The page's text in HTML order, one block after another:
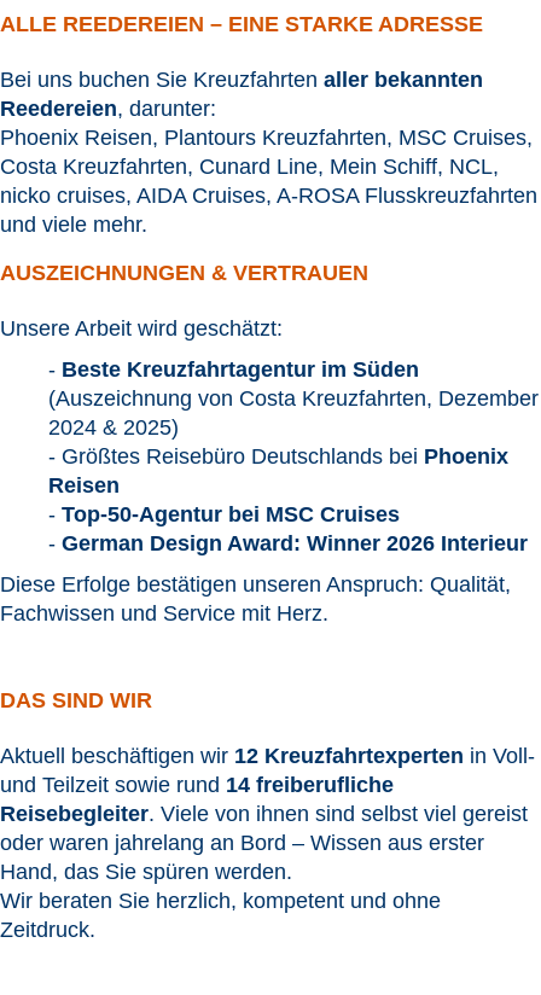
ALLE REEDEREIEN – EINE STARKE ADRESSE
Bei uns buchen Sie Kreuzfahrten aller bekannten
Reedereien, darunter:
Phoenix Reisen, Plantours Kreuzfahrten, MSC Cruises,
Costa Kreuzfahrten, Cunard Line, Mein Schiff, NCL,
nicko cruises, AIDA Cruises, A-ROSA Flusskreuzfahrten
und viele mehr.
AUSZEICHNUNGEN & VERTRAUEN
Unsere Arbeit wird geschätzt:
- Beste Kreuzfahrtagentur im Süden
(Auszeichnung von Costa Kreuzfahrten, Dezember
2024 & 2025)
- Größtes Reisebüro Deutschlands bei Phoenix
Reisen
- Top-50-Agentur bei MSC Cruises
- German Design Award: Winner 2026 Interieur
Diese Erfolge bestätigen unseren Anspruch: Qualität,
Fachwissen und Service mit Herz.
DAS SIND WIR
Aktuell beschäftigen wir 12 Kreuzfahrtexperten in Voll-
und Teilzeit sowie rund 14 freiberufliche
Reisebegleiter. Viele von ihnen sind selbst viel gereist
oder waren jahrelang an Bord – Wissen aus erster
Hand, das Sie spüren werden.
Wir beraten Sie herzlich, kompetent und ohne
Zeitdruck.